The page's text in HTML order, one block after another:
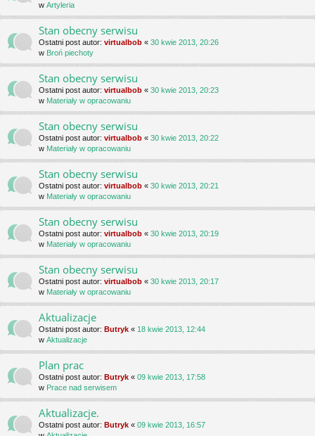
w Artyleria
Stan obecny serwisu
Ostatni post autor: virtualbob « 30 kwie 2013, 20:26
w Broń piechoty
Stan obecny serwisu
Ostatni post autor: virtualbob « 30 kwie 2013, 20:23
w Materiały w opracowaniu
Stan obecny serwisu
Ostatni post autor: virtualbob « 30 kwie 2013, 20:22
w Materiały w opracowaniu
Stan obecny serwisu
Ostatni post autor: virtualbob « 30 kwie 2013, 20:21
w Materiały w opracowaniu
Stan obecny serwisu
Ostatni post autor: virtualbob « 30 kwie 2013, 20:19
w Materiały w opracowaniu
Stan obecny serwisu
Ostatni post autor: virtualbob « 30 kwie 2013, 20:17
w Materiały w opracowaniu
Aktualizacje
Ostatni post autor: Butryk « 18 kwie 2013, 12:44
w Aktualizacje
Plan prac
Ostatni post autor: Butryk « 09 kwie 2013, 17:58
w Prace nad serwisem
Aktualizacje.
Ostatni post autor: Butryk « 09 kwie 2013, 16:57